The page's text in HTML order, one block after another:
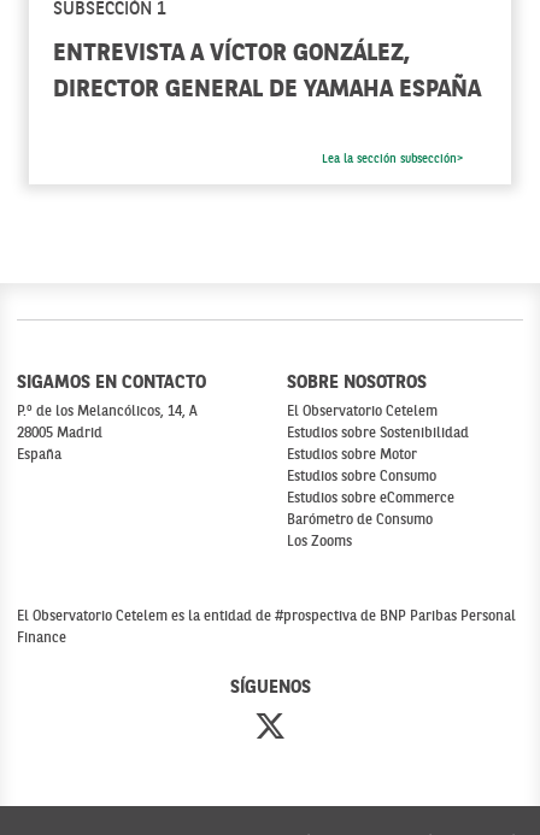
SUBSECCIÓN 1
ENTREVISTA A VÍCTOR GONZÁLEZ,
DIRECTOR GENERAL DE YAMAHA ESPAÑA
Lea la sección subsección>
SIGAMOS EN CONTACTO
P.º de los Melancólicos, 14, A
28005 Madrid
España
SOBRE NOSOTROS
El Observatorio Cetelem
Estudios sobre Sostenibilidad
Estudios sobre Motor
Estudios sobre Consumo
Estudios sobre eCommerce
Barómetro de Consumo
Los Zooms
SÍGUENOS
El Observatorio Cetelem es la entidad de #prospectiva de BNP Paribas Personal
Finance